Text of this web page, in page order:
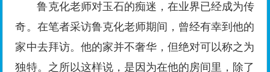
鲁克化老师对玉石的痴迷，在业界已经成为传
奇。在笔者采访鲁克化老师期间，曾经有幸到他的
家中去拜访。他的家并不奢华，但绝对可以称之为
独特。之所以这样说，是因为在他的房间里，除了